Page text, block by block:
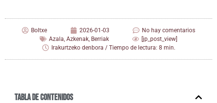
Boltxe 2026-01-03
No hay comentarios
Azala Azkenak Berriak
[jp_post_view]
Irakurtzeko denbora / Tiempo de lectura: 8 min.
Tabla de contenidos